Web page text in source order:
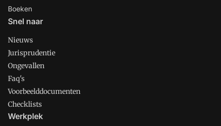
Boeken
Snel naar
Nieuws
Jurisprudentie
Ongevallen
Faq's
Voorbeelddocumenten
Checklists
Werkplek